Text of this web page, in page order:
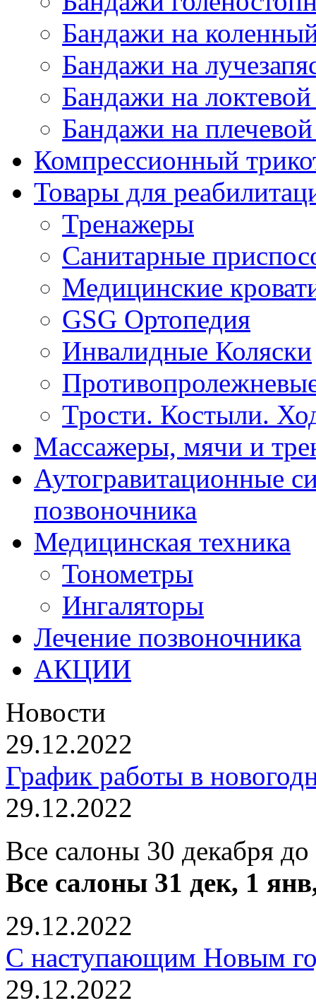
Бандажи на
Бандажи на
Бандажи на локтевой
Бандажи на плечевой
Компрессионный
Товары для
Тренажеры
Санитарные
Медицинские
GSG Ортопедия
Инвалидные Коляски
Трости. Костыли.
Массажеры, мячи и
Аутогравитационные
позвоночника
Медицинская техника
Тонометры
Ингаляторы
Лечение позвоночника
АКЦИИ
Новости
29.12.2022
График работы в
29.12.2022
Все салоны 30 декабря
Все салоны 31 дек, 1
29.12.2022
С наступающим Новым
29.12.2022